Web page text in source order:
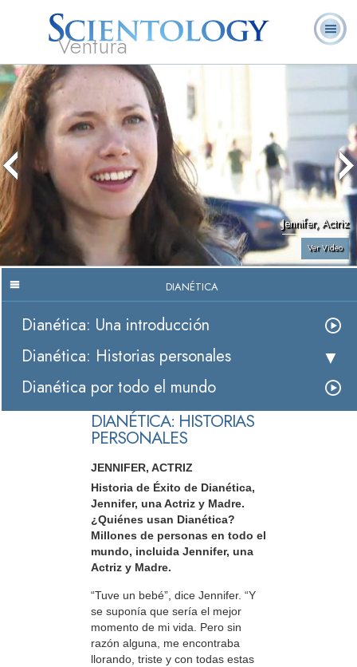
Ventura
Acerca de
Nosotros
L. Ronald
Hubbard
¿Qué es
Scientology?
Voluntarios
Jennifer, Actriz
Ver Video
DIANÉTICA
Dianética: Una introducción
Dianética: Historias personales
Dianética por todo el mundo
DIANÉTICA: HISTORIAS
PERSONALES
JENNIFER, ACTRIZ
Historia de Éxito de Dianética,
Jennifer, una Actriz y Madre.
¿Quiénes usan Dianética?
Millones de personas en todo el
mundo, incluida Jennifer, una
Actriz y Madre.
“Tuve un bebé”, dice Jennifer. “Y
se suponía que sería el mejor
momento de mi vida. Pero sin
razón alguna, me encontraba
llorando, triste y con todas estas